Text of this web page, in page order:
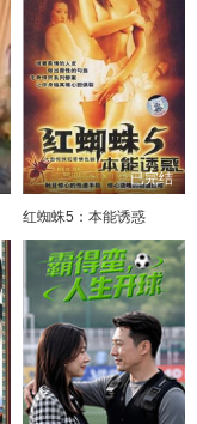
已完结
红蜘蛛5：本能诱惑